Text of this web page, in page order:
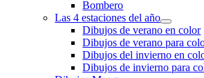
Bombero
Las 4 estaciones del año
Dibujos de verano en color
Dibujos de verano para
Dibujos del invierno en
Dibujos de invierno para